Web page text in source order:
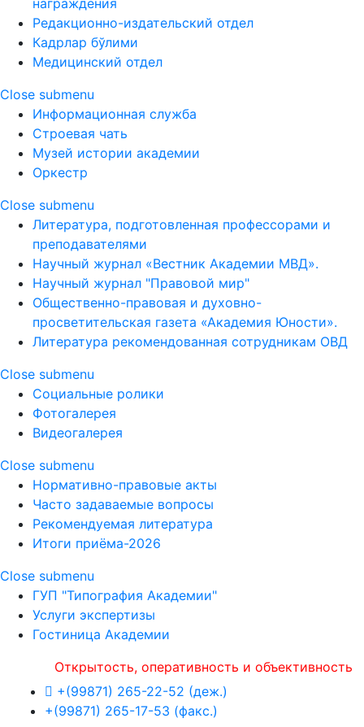
награждения
Редакционно-издательский отдел
Кадрлар бўлими
Медицинский отдел
Close submenu
Информационная служба
Строевая чать
Музей истории академии
Оркестр
Close submenu
Литература, подготовленная профессорами и
преподавателями
Научный журнал «Вестник Академии МВД».
Научный журнал "Правовой мир"
Общественно-правовая и духовно-
просветительская газета «Академия Юности».
Литература рекомендованная сотрудникам ОВД
Close submenu
Социальные ролики
Фотогалерея
Видеогалерея
Close submenu
Нормативно-правовые акты
Часто задаваемые вопросы
Рекомендуемая литература
Итоги приёма-2026
Close submenu
ГУП "Типография Академии"
Услуги экспертизы
Гостиница Академии
оперативность и объективность
+(99871) 265-22-52 (деж.)
+(99871) 265-17-53 (факс.)